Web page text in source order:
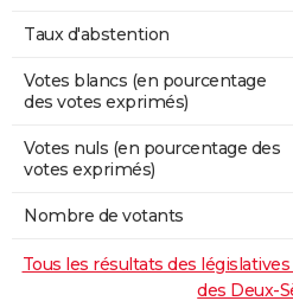
Taux d'abstention
Votes blancs (en pourcentage
des votes exprimés)
Votes nuls (en pourcentage des
votes exprimés)
Nombre de votants
Tous les résultats des
des Deux-